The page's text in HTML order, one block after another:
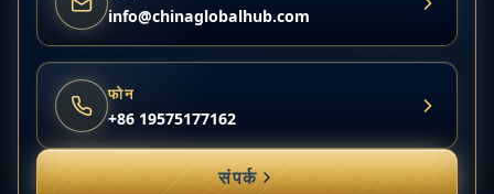
info@chinaglobalhub.com
फोन
+86 19575177162
संपर्क